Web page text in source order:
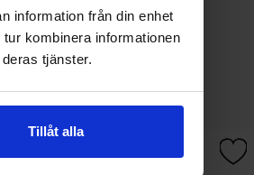
information från din enhet
kombinera informationen
tjänster.
Tillåt alla